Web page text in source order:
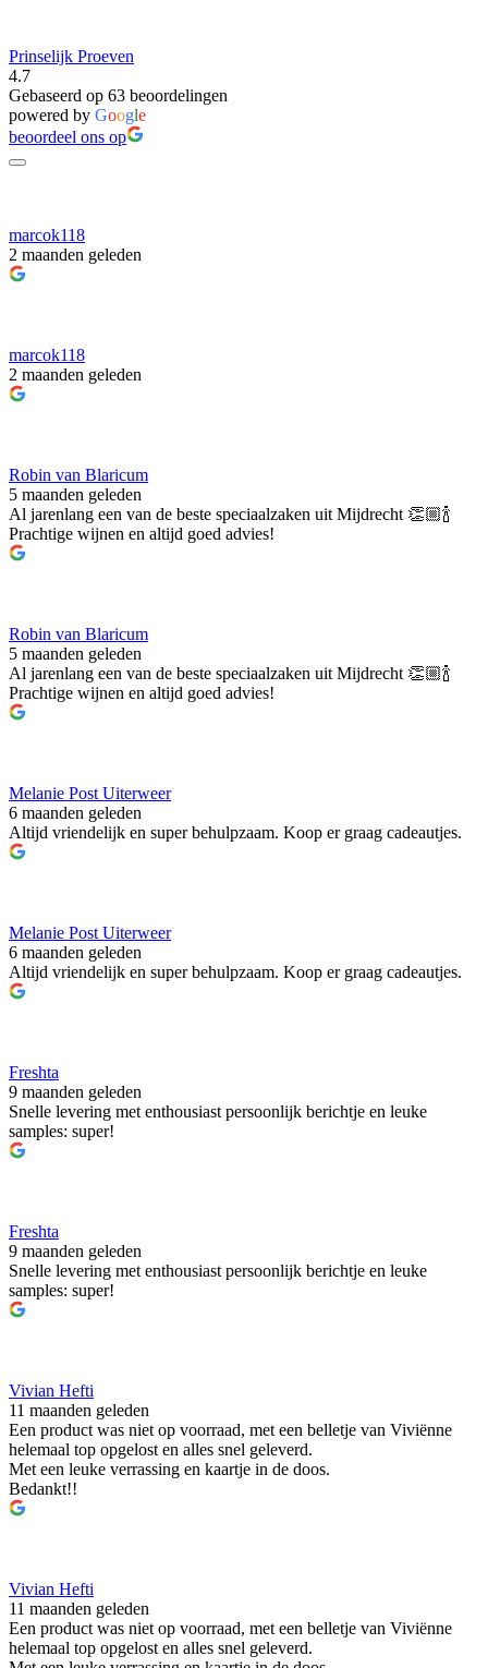
vergine
olijfolie
250ml
aantal
Prinselijk Proeven
4.7
Gebaseerd op 63 beoordelingen
powered by Google
beoordeel ons op
marcok118
2 maanden geleden
marcok118
2 maanden geleden
Robin van Blaricum
5 maanden geleden
Al jarenlang een van de beste speciaalzaken uit Mijdrecht 👏🏼🍾
Prachtige wijnen en altijd goed advies!
Robin van Blaricum
5 maanden geleden
Al jarenlang een van de beste speciaalzaken uit Mijdrecht 👏🏼🍾
Prachtige wijnen en altijd goed advies!
Melanie Post Uiterweer
6 maanden geleden
Altijd vriendelijk en super behulpzaam. Koop er graag cadeautjes.
Melanie Post Uiterweer
6 maanden geleden
Altijd vriendelijk en super behulpzaam. Koop er graag cadeautjes.
Freshta
9 maanden geleden
Snelle levering met enthousiast persoonlijk berichtje en leuke
samples: super!
Freshta
9 maanden geleden
Snelle levering met enthousiast persoonlijk berichtje en leuke
samples: super!
Vivian Hefti
11 maanden geleden
Een product was niet op voorraad, met een belletje van Viviënne
helemaal top opgelost en alles snel geleverd.
Met een leuke verrassing en kaartje in de doos.
Bedankt!!
Vivian Hefti
11 maanden geleden
Een product was niet op voorraad, met een belletje van Viviënne
helemaal top opgelost en alles snel geleverd.